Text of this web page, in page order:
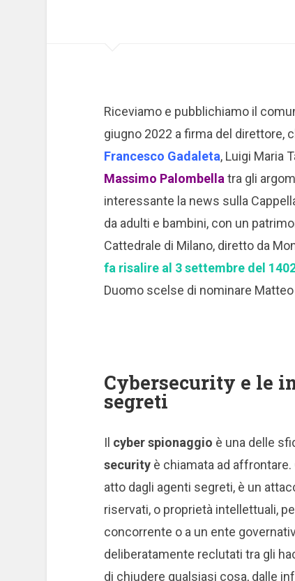
Riceviamo e pubblichiamo il
giugno 2022 a firma del direttore,
Francesco Gadaleta, Luigi Maria
Massimo Palombellatra gli
interessante la news sull a
da adulti e bambini, con un
Cattedrale di Milano, diretto da
fa risalire al 3 settembre del
Duomo scelse di nominare
Cybersecurity e le
segreti
Il cyber spionaggio è una delle
security è chiamata ad affrontare.
atto dagli agenti segreti, è un
riservati, o proprietà intellettuali,
concorrente o a un ente
deliberatamente reclutati tra gli
di chiudere qualsiasi cosa, dalle